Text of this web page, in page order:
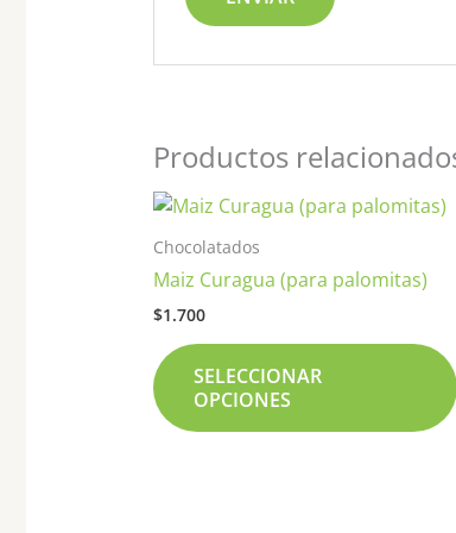
Productos
Chocolatados
Maiz Curagua (para palomitas)
$1.700
SELECCIONAR
OPCIONES